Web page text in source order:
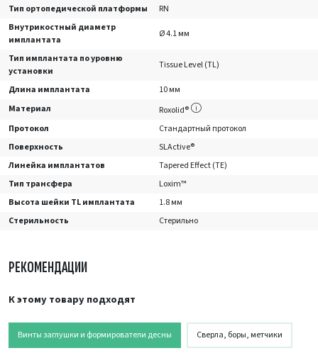
Тип ортопедической платформы
RN
Внутрикостный диаметр
имплантата
Ø 4.1 мм
Тип имплантата по уровню
установки
Tissue Level (TL)
Длина имплантата
10 мм
Материал
Roxolid®
Протокол
Стандартный протокол
Поверхность
SLActive®
Линейка имплантатов
Tapered Effect (TE)
Тип трансфера
Loxim™
Высота шейки TL имплантата
1.8 мм
Стерильность
Стерильно
РЕКОМЕНДАЦИИ
К этому товару подходят
Винты заглушки и формирователи десны Сверла, боры, метчики